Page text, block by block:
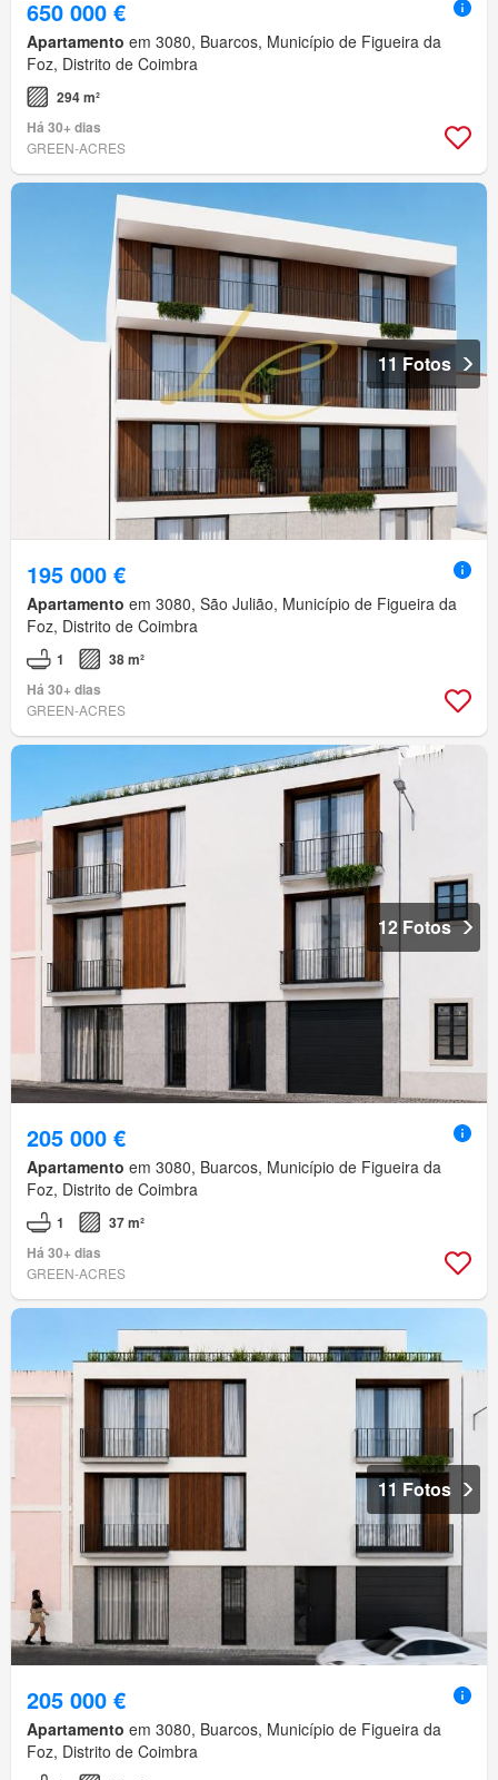
650 000 €
Apartamento em 3080, Buarcos, Município de Figueira da
Foz, Distrito de Coimbra
294 m²
Há 30+ dias
GREEN-ACRES
11 Fotos
195 000 €
Apartamento em 3080, São Julião, Município de Figueira da
Foz, Distrito de Coimbra
1
38 m²
Há 30+ dias
GREEN-ACRES
12 Fotos
205 000 €
Apartamento em 3080, Buarcos, Município de Figueira da
Foz, Distrito de Coimbra
1
37 m²
Há 30+ dias
GREEN-ACRES
11 Fotos
205 000 €
Apartamento em 3080, Buarcos, Município de Figueira da
Foz, Distrito de Coimbra